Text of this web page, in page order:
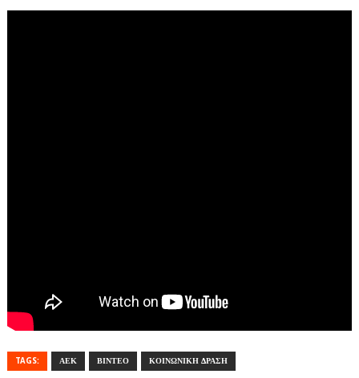
TAGS: ΑΕΚ ΒΙΝΤΕΟ ΚΟΙΝΩΝΙΚΗ ΔΡΑΣΗ